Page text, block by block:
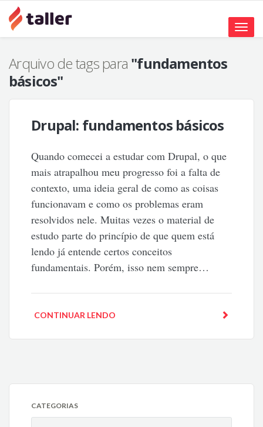
Toggle
Arquivo de tags para "fundamentos
básicos"
Drupal: fundamentos básicos
Quando comecei a estudar com Drupal, o que
mais atrapalhou meu progresso foi a falta de
contexto, uma ideia geral de como as coisas
funcionavam e como os problemas eram
resolvidos nele. Muitas vezes o material de
estudo parte do princípio de que quem está
lendo já entende certos conceitos
fundamentais. Porém, isso nem sempre…
CONTINUAR LENDO
CATEGORIAS